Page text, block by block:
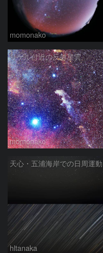
momonako
リゲル付近の反射星雲 251218
momonako
天心・五浦海岸での日周運動
hltanaka